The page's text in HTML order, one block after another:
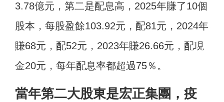
3.78億元，第二是配息高，2025年賺了10個
股本，每股盈餘103.92元，配81元，2024年
賺68元，配52元，2023年賺26.66元，配現
金20元，每年配息率都超過75％。
當年第二大股東是宏正集團，疫